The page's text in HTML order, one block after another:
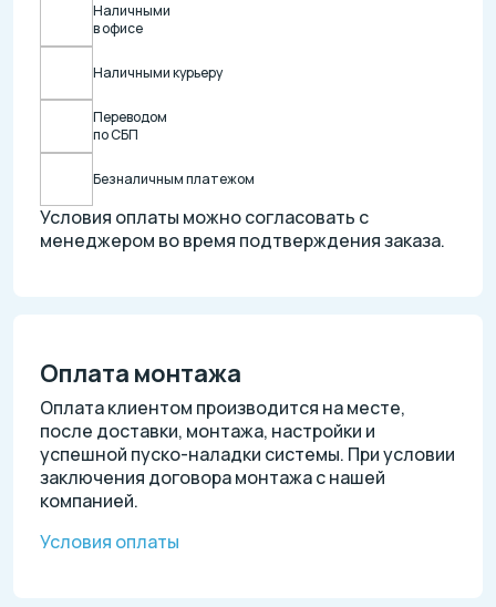
Наличными
в офисе
Наличными курьеру
Переводом
по СБП
Безналичным платежом
Условия оплаты можно согласовать с
менеджером во время подтверждения заказа.
Оплата монтажа
Оплата клиентом производится на месте,
после доставки, монтажа, настройки и
успешной пуско-наладки системы. При условии
заключения договора монтажа с нашей
компанией.
Условия оплаты